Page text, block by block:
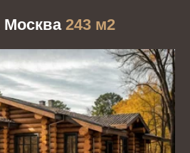
Москва 243 м2